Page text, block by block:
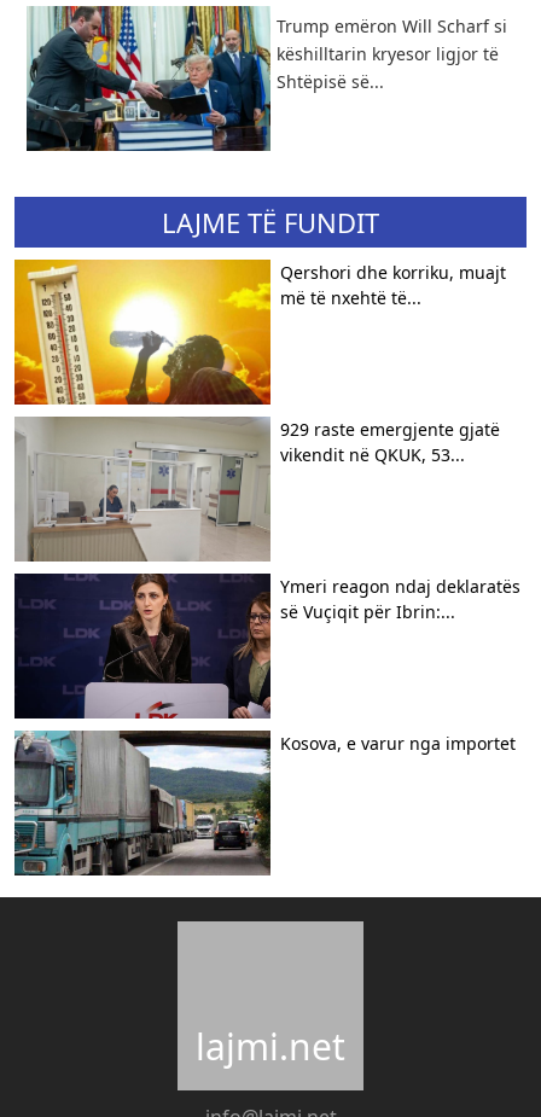
Trump emëron Will Scharf si
këshilltarin kryesor ligjor të
Shtëpisë së...
LAJME TË FUNDIT
Qershori dhe korriku, muajt
më të nxehtë të...
929 raste emergjente gjatë
vikendit në QKUK, 53...
Ymeri reagon ndaj deklaratës
së Vuçiqit për Ibrin:...
Kosova, e varur nga importet
lajmi.net